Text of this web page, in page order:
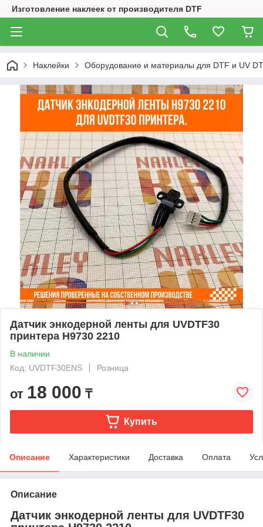
Изготовление наклеек от производителя DTF
Наклейки Оборудование и материалы для DTF и UV
Датчик энкодерной ленты для UVDTF30
принтера H9730 2210
В наличии
Код: UVDTF30ENS
Розница
от 18 000 ₸
Купить
Описание Характеристики Доставка Оплата
Описание
Датчик энкодерной ленты для UVDTF30